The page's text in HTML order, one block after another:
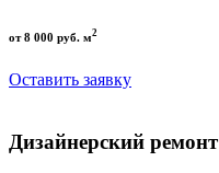
от 8 000 руб. м2
Оставить заявку
Дизайнерский ремонт